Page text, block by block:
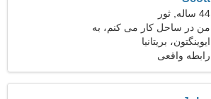
44 ساله, ثور
من در ساحل کار می کنم، به
یک زن اغوا کننده نیاز دارم
ایوینگتون، بریتانیا
رابطه واقعی